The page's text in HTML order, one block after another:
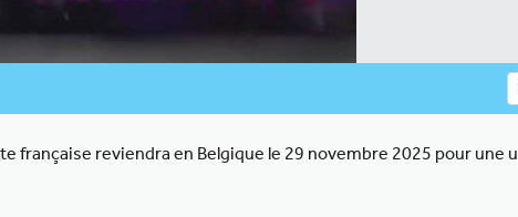
française reviendra en Belgique le 29 novembre 2025 pour